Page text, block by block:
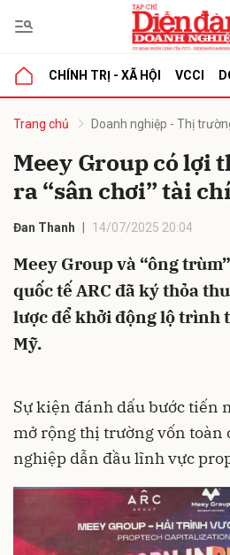
CHÍNH TRỊ - XÃ HỘI VCCI
Trang chủ Doanh nghiệp - Thị
Meey Group có lợi
ra “sân chơi” tài
Đan Thanh 14/07/2025 20:04
Meey Group và “ông
quốc tế ARC đã ký thỏa
lược để khởi động lộ trình
Mỹ.
Sự kiện đánh dấu bước tiến
mở rộng thị trường vốn toàn
nghiệp dẫn đầu lĩnh vực
luận